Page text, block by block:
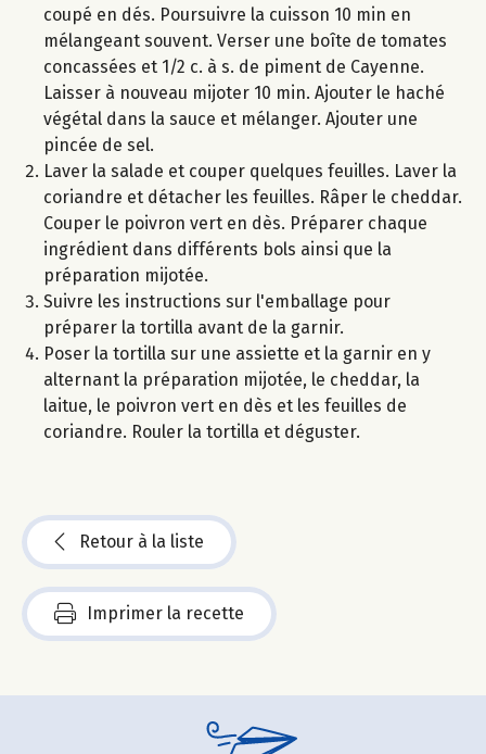
coupé en dés. Poursuivre la cuisson 10 min en
mélangeant souvent. Verser une boîte de tomates
concassées et 1/2 c. à s. de piment de Cayenne.
Laisser à nouveau mijoter 10 min. Ajouter le haché
végétal dans la sauce et mélanger. Ajouter une
pincée de sel.
Laver la salade et couper quelques feuilles. Laver la
coriandre et détacher les feuilles. Râper le cheddar.
Couper le poivron vert en dès. Préparer chaque
ingrédient dans différents bols ainsi que la
préparation mijotée.
Suivre les instructions sur l'emballage pour
préparer la tortilla avant de la garnir.
Poser la tortilla sur une assiette et la garnir en y
alternant la préparation mijotée, le cheddar, la
laitue, le poivron vert en dès et les feuilles de
coriandre. Rouler la tortilla et déguster.
Retour à la liste
Imprimer la recette